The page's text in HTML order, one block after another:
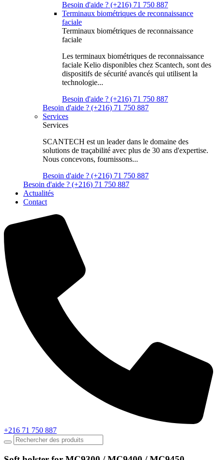
Besoin d'aide ? (+216) 71 750 887
Terminaux biométriques de reconnaissance
faciale
Terminaux biométriques de reconnaissance
faciale
Les terminaux biométriques de reconnaissance
faciale Kelio disponibles chez Scantech, sont des
dispositifs de sécurité avancés qui utilisent la
technologie...
Besoin d'aide ? (+216) 71 750 887
Besoin d'aide ? (+216) 71 750 887
Services
Services
SCANTECH est un leader dans le domaine des
solutions de traçabilité avec plus de 30 ans d'expertise.
Nous concevons, fournissons...
Besoin d'aide ? (+216) 71 750 887
Besoin d'aide ? (+216) 71 750 887
Actualités
Contact
+216 71 750 887